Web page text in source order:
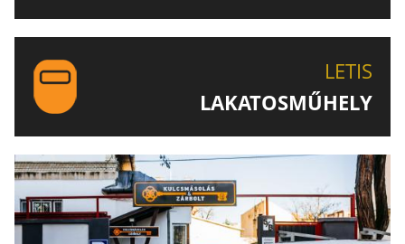
LETIS
LAKATOSMŰHELY
TERMÉKEIT IS!